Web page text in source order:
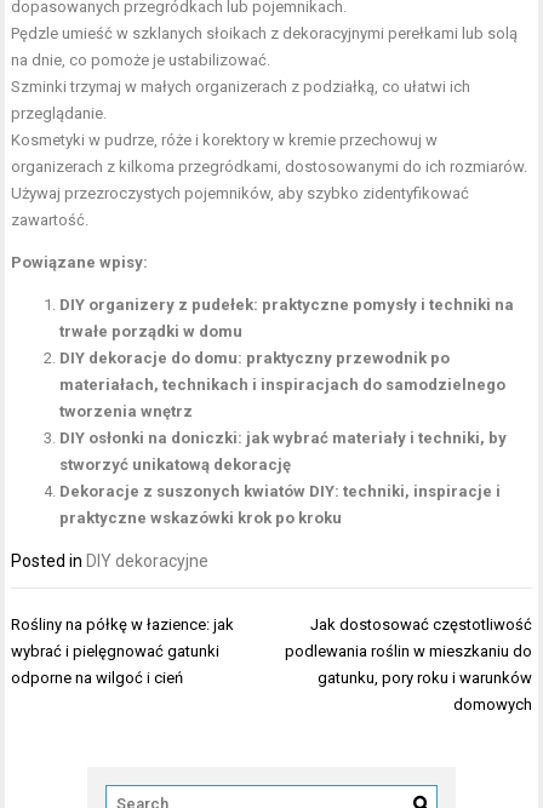
dopasowanych przegródkach lub pojemnikach.
Pędzle umieść w szklanych słoikach z dekoracyjnymi perełkami lub solą
na dnie, co pomoże je ustabilizować.
Szminki trzymaj w małych organizerach z podziałką, co ułatwi ich
przeglądanie.
Kosmetyki w pudrze, róże i korektory w kremie przechowuj w
organizerach z kilkoma przegródkami, dostosowanymi do ich rozmiarów.
Używaj przezroczystych pojemników, aby szybko zidentyfikować
zawartość.
Powiązane wpisy:
DIY organizery z pudełek: praktyczne pomysły i techniki na
trwałe porządki w domu
DIY dekoracje do domu: praktyczny przewodnik po
materiałach, technikach i inspiracjach do samodzielnego
tworzenia wnętrz
DIY osłonki na doniczki: jak wybrać materiały i techniki, by
stworzyć unikatową dekorację
Dekoracje z suszonych kwiatów DIY: techniki, inspiracje i
praktyczne wskazówki krok po kroku
Posted in DIY dekoracyjne
Nawigacja
wpisu
Rośliny na półkę w łazience: jak
wybrać i pielęgnować gatunki
odporne na wilgoć i cień
Jak dostosować częstotliwość
podlewania roślin w mieszkaniu do
gatunku, pory roku i warunków
domowych